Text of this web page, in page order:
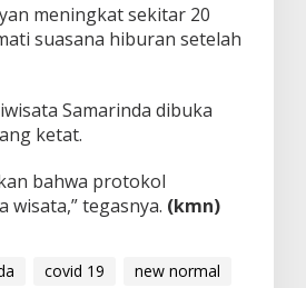
meningkat sekitar 20
suasana hiburan setelah
Samarinda dibuka
ketat.
bahwa protokol
tegasnya. (kmn)
covid 19
new normal